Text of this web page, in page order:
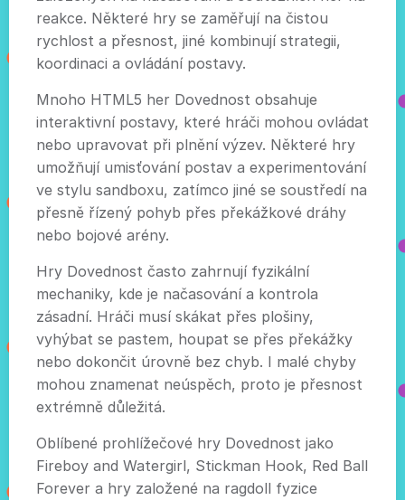
reakce. Některé hry se zaměřují na čistou
rychlost a přesnost, jiné kombinují strategii,
koordinaci a ovládání postavy.
Mnoho HTML5 her Dovednost obsahuje
interaktivní postavy, které hráči mohou ovládat
nebo upravovat při plnění výzev. Některé hry
umožňují umisťování postav a experimentování
ve stylu sandboxu, zatímco jiné se soustředí na
přesně řízený pohyb přes překážkové dráhy
nebo bojové arény.
Hry Dovednost často zahrnují fyzikální
mechaniky, kde je načasování a kontrola
zásadní. Hráči musí skákat přes plošiny,
vyhýbat se pastem, houpat se přes překážky
nebo dokončit úrovně bez chyb. I malé chyby
mohou znamenat neúspěch, proto je přesnost
extrémně důležitá.
Oblíbené prohlížečové hry Dovednost jako
Fireboy and Watergirl, Stickman Hook, Red Ball
Forever a hry založené na ragdoll fyzice